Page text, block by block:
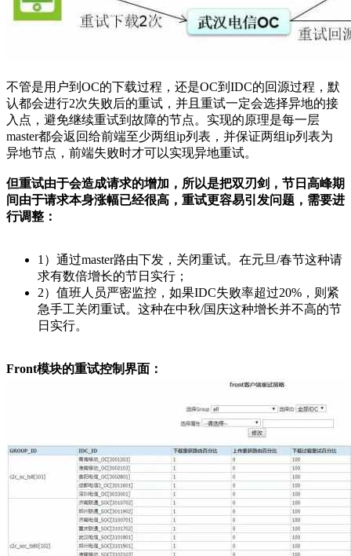
不管是用户到OC的下载过程，还是OC到IDC的回源过程，默
认都会进行2次失败后的重试，并且重试一定会选择异地的接
入点，避免继续重试到故障的节点。实现的原理是每一层
master都会返回给前端至少两组ip列表，并保证两组ip列表为
异地节点，前端失败时才可以实现异地重试。
但重试由于会造成请求的增加，所以是把双刃剑，节日高峰期
间由于请求本身涨幅已经很高，重试更容易引发问题，需要进
行调整：
1）通过master路由下发，关闭重试。在元旦/春节这种请
求有数倍增长的节日实行；
2）值班人员严密监控，如果IDC失败率超过20%，则紧
急手工关闭重试。这种在中秋/国庆这种增长并不高的节
日实行。
Front模块的重试控制界面：